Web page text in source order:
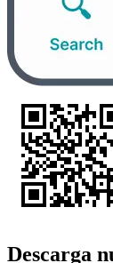
Descarga